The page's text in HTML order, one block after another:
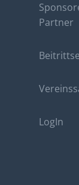
Partner
LogIn